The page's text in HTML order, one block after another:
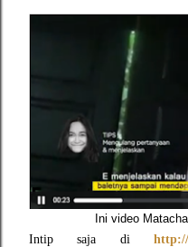
Ini video
Intip saja di http://